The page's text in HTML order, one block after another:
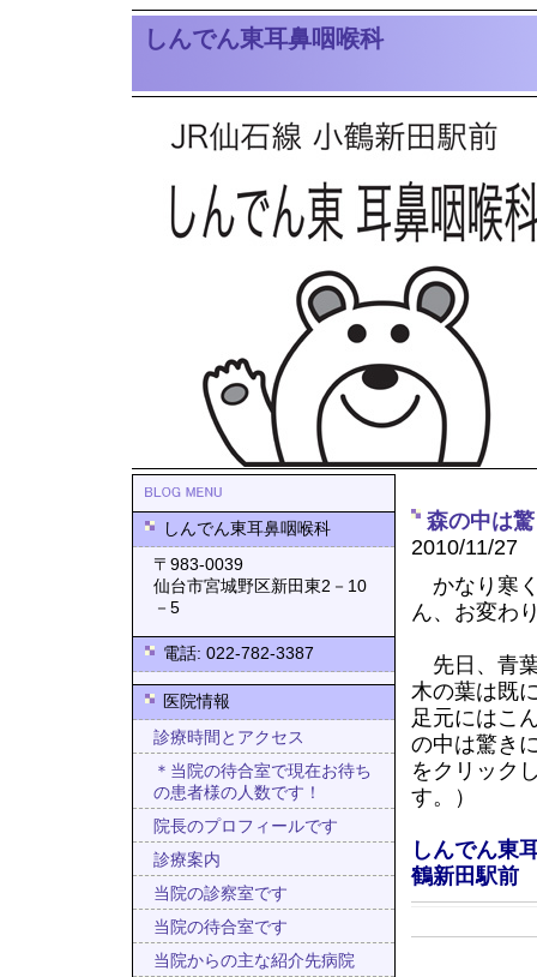
しんでん東耳鼻咽喉科
しんでん東耳鼻咽喉科
〒983-0039
仙台市宮城野区新田東2－10
－5
電話: 022-782-3387
医院情報
診療時間とアクセス
＊当院の待合室で現在お待ち
の患者様の人数です！
院長のプロフィールです
診療案内
当院の診察室です
当院の待合室です
当院からの主な紹介先病院
森の中は
2010/11/27
かなり寒
ん、お変わ
先日、青
木の葉は既
足元にはこ
の中は驚き
をクリック
す。）
しんでん東
鶴新田駅前